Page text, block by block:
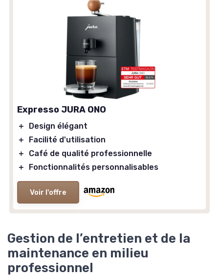
Expresso JURA ONO
＋
Design élégant
＋
Facilité d'utilisation
＋
Café de qualité professionnelle
＋
Fonctionnalités personnalisables
Voir l'offre
Gestion de l’entretien et de la
maintenance en milieu
professionnel